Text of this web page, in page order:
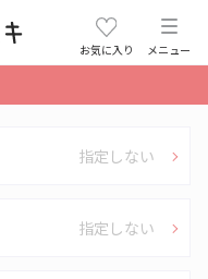
お気に入り メニュー
指定しない
指定しない